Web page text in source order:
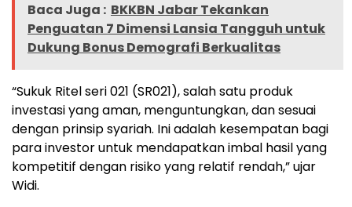
Baca Juga : BKKBN Jabar Tekankan
Penguatan 7 Dimensi Lansia Tangguh untuk
Dukung Bonus Demografi Berkualitas
“Sukuk Ritel seri 021 (SR021), salah satu produk
investasi yang aman, menguntungkan, dan sesuai
dengan prinsip syariah. Ini adalah kesempatan bagi
para investor untuk mendapatkan imbal hasil yang
kompetitif dengan risiko yang relatif rendah,” ujar
Widi.